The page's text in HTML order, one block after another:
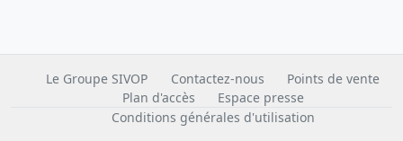
Le Groupe SIVOP Contactez-nous
Points de vente
Plan d'accès
Espace presse
Conditions générales d'utilisation